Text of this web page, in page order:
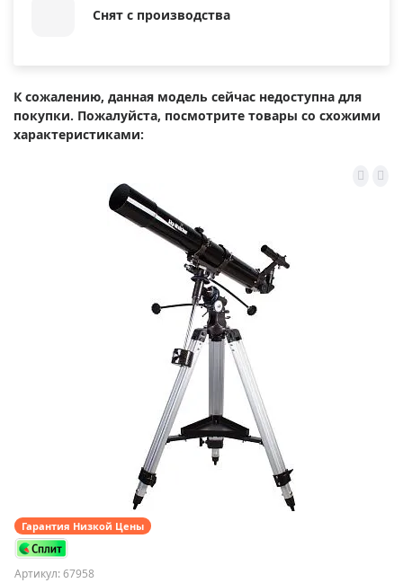
Снят с производства
К сожалению, данная модель сейчас недоступна для
покупки. Пожалуйста, посмотрите товары со схожими
характеристиками:
Гарантия Низкой Цены
Артикул: 67958